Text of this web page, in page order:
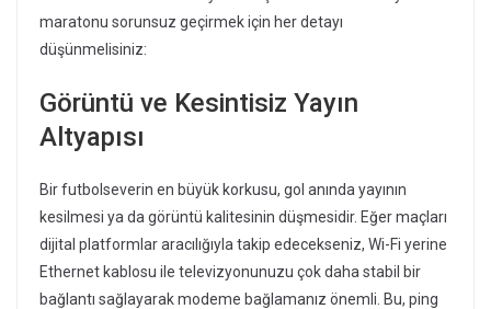
maratonu sorunsuz geçirmek için her detayı
düşünmelisiniz:
Görüntü ve Kesintisiz Yayın
Altyapısı
Bir futbolseverin en büyük korkusu, gol anında yayının
kesilmesi ya da görüntü kalitesinin düşmesidir. Eğer maçları
dijital platformlar aracılığıyla takip edecekseniz, Wi-Fi yerine
Ethernet kablosu ile televizyonunuzu çok daha stabil bir
bağlantı sağlayarak modeme bağlamanız önemli. Bu, ping